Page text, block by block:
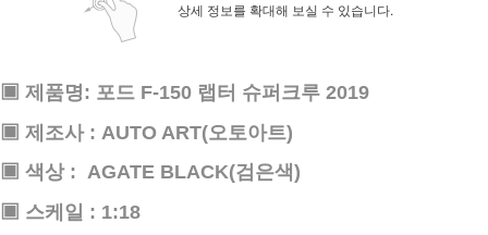
상세 정보를 확대해 보실 수 있습니다.
▣ 제품명: 포드 F-150 랩터 슈퍼크루 2019
▣ 제조사 : AUTO ART(오토아트)
▣ 색상 : AGATE BLACK(검은색)
▣ 스케일 : 1:18